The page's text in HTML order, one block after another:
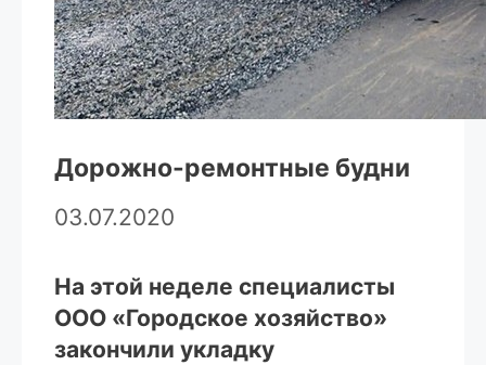
Дорожно-ремонтные будни
03.07.2020
На этой неделе специалисты
ООО «Городское хозяйство»
закончили укладку